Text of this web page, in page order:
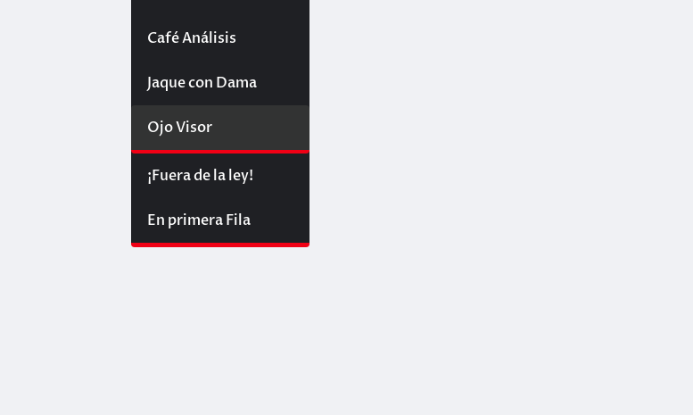
Café Análisis
Jaque con Dama
Ojo Visor
¡Fuera de la ley!
En primera Fila